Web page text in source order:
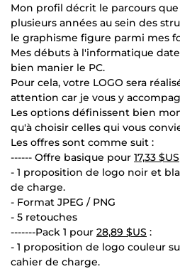
Mon profil décrit le parcours
plusieurs années au sein des
le graphisme figure parmi mes
Mes débuts à l'informatique
bien manier le PC.
Pour cela, votre LOGO sera
attention car je vous y
Les options définissent bien
qu'à choisir celles qui vous
Les offres sont comme suit :
------ Offre basique pour 17,33 $US
- 1 proposition de logo noir et
de charge.
- Format JPEG / PNG
- 5 retouches
-------Pack 1 pour 28,89 $US :
- 1 proposition de logo couleur
cahier de charge.